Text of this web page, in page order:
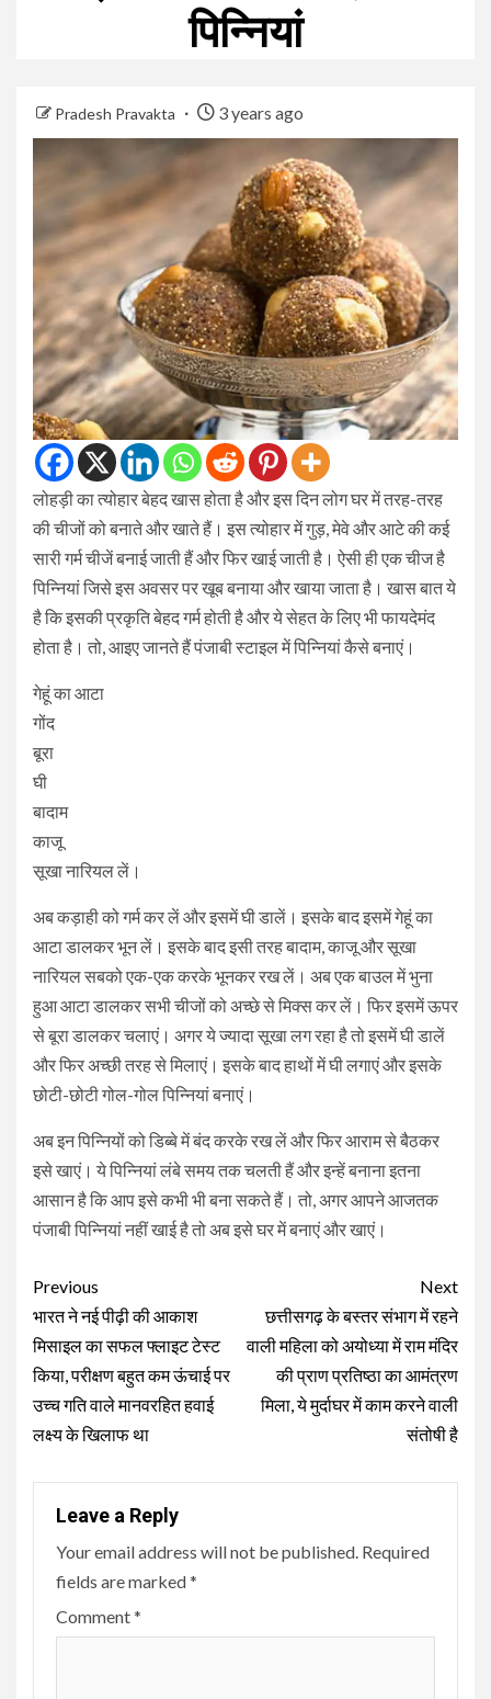
पिन्नियां
Pradesh Pravakta 3 years ago
लोहड़ी का त्योहार बेहद खास होता है और इस दिन लोग घर में तरह-तरह
की चीजों को बनाते और खाते हैं। इस त्योहार में गुड़, मेवे और आटे की कई
सारी गर्म चीजें बनाई जाती हैं और फिर खाई जाती है। ऐसी ही एक चीज है
पिन्नियां जिसे इस अवसर पर खूब बनाया और खाया जाता है। खास बात ये
है कि इसकी प्रकृति बेहद गर्म होती है और ये सेहत के लिए भी फायदेमंद
होता है। तो, आइए जानते हैं पंजाबी स्टाइल में पिन्नियां कैसे बनाएं।
गेहूं का आटा
गोंद
बूरा
घी
बादाम
काजू
सूखा नारियल लें।
अब कड़ाही को गर्म कर लें और इसमें घी डालें। इसके बाद इसमें गेहूं का
आटा डालकर भून लें। इसके बाद इसी तरह बादाम, काजू और सूखा
नारियल सबको एक-एक करके भूनकर रख लें। अब एक बाउल में भुना
हुआ आटा डालकर सभी चीजों को अच्छे से मिक्स कर लें। फिर इसमें ऊपर
से बूरा डालकर चलाएं। अगर ये ज्यादा सूखा लग रहा है तो इसमें घी डालें
और फिर अच्छी तरह से मिलाएं। इसके बाद हाथों में घी लगाएं और इसके
छोटी-छोटी गोल-गोल पिन्नियां बनाएं।
अब इन पिन्नियों को डिब्बे में बंद करके रख लें और फिर आराम से बैठकर
इसे खाएं। ये पिन्नियां लंबे समय तक चलती हैं और इन्हें बनाना इतना
आसान है कि आप इसे कभी भी बना सकते हैं। तो, अगर आपने आजतक
पंजाबी पिन्नियां नहीं खाई है तो अब इसे घर में बनाएं और खाएं।
Continue
Reading
Previous
भारत ने नई पीढ़ी की आकाश
मिसाइल का सफल फ्लाइट टेस्ट
किया, परीक्षण बहुत कम ऊंचाई पर
उच्च गति वाले मानवरहित हवाई
लक्ष्य के खिलाफ था
Next
छत्तीसगढ़ के बस्तर संभाग में रहने
वाली महिला को अयोध्या में राम मंदिर
की प्राण प्रतिष्ठा का आमंत्रण
मिला, ये मुर्दाघर में काम करने वाली
संतोषी है
Leave a Reply
Your email address will not be published. Required
fields are marked*
Comment*